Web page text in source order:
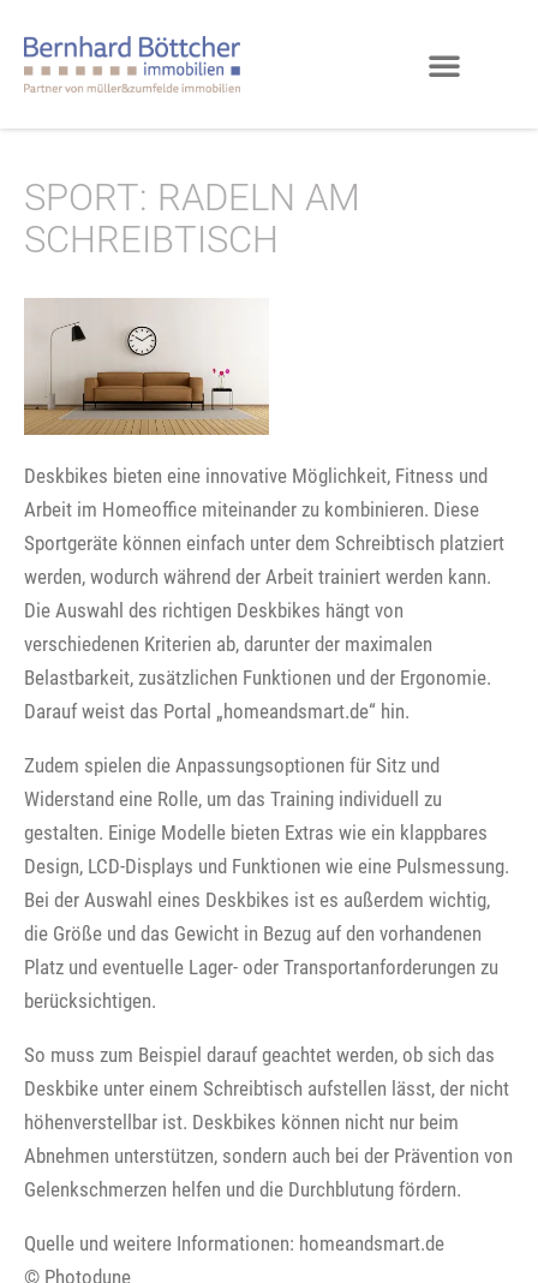
SPORT: RADELN AM
SCHREIBTISCH
Deskbikes bieten eine innovative Möglichkeit, Fitness und
Arbeit im Homeoffice miteinander zu kombinieren. Diese
Sportgeräte können einfach unter dem Schreibtisch platziert
werden, wodurch während der Arbeit trainiert werden kann.
Die Auswahl des richtigen Deskbikes hängt von
verschiedenen Kriterien ab, darunter der maximalen
Belastbarkeit, zusätzlichen Funktionen und der Ergonomie.
Darauf weist das Portal „homeandsmart.de“ hin.
Zudem spielen die Anpassungsoptionen für Sitz und
Widerstand eine Rolle, um das Training individuell zu
gestalten. Einige Modelle bieten Extras wie ein klappbares
Design, LCD-Displays und Funktionen wie eine Pulsmessung.
Bei der Auswahl eines Deskbikes ist es außerdem wichtig,
die Größe und das Gewicht in Bezug auf den vorhandenen
Platz und eventuelle Lager- oder Transportanforderungen zu
berücksichtigen.
So muss zum Beispiel darauf geachtet werden, ob sich das
Deskbike unter einem Schreibtisch aufstellen lässt, der nicht
höhenverstellbar ist. Deskbikes können nicht nur beim
Abnehmen unterstützen, sondern auch bei der Prävention von
Gelenkschmerzen helfen und die Durchblutung fördern.
Quelle und weitere Informationen: homeandsmart.de
© Photodune